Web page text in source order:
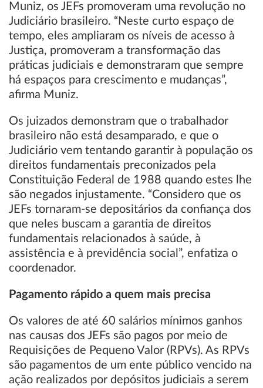
Muniz, os JEFs promoveram uma revolução no
Judiciário brasileiro. “Neste curto espaço de
tempo, eles ampliaram os níveis de acesso à
Justiça, promoveram a transformação das
práticas judiciais e demonstraram que sempre
há espaços para crescimento e mudanças”,
afirma Muniz.
Os juizados demonstram que o trabalhador
brasileiro não está desamparado, e que o
Judiciário vem tentando garantir à população os
direitos fundamentais preconizados pela
Constituição Federal de 1988 quando estes lhe
são negados injustamente. “Considero que os
JEFs tornaram-se depositários da confiança dos
que neles buscam a garantia de direitos
fundamentais relacionados à saúde, à
assistência e à previdência social”, enfatiza o
coordenador.
Pagamento rápido a quem mais precisa
Os valores de até 60 salários mínimos ganhos
nas causas dos JEFs são pagos por meio de
Requisições de Pequeno Valor (RPVs). As RPVs
são pagamentos de um ente público vencido na
ação realizados por depósitos judiciais a serem